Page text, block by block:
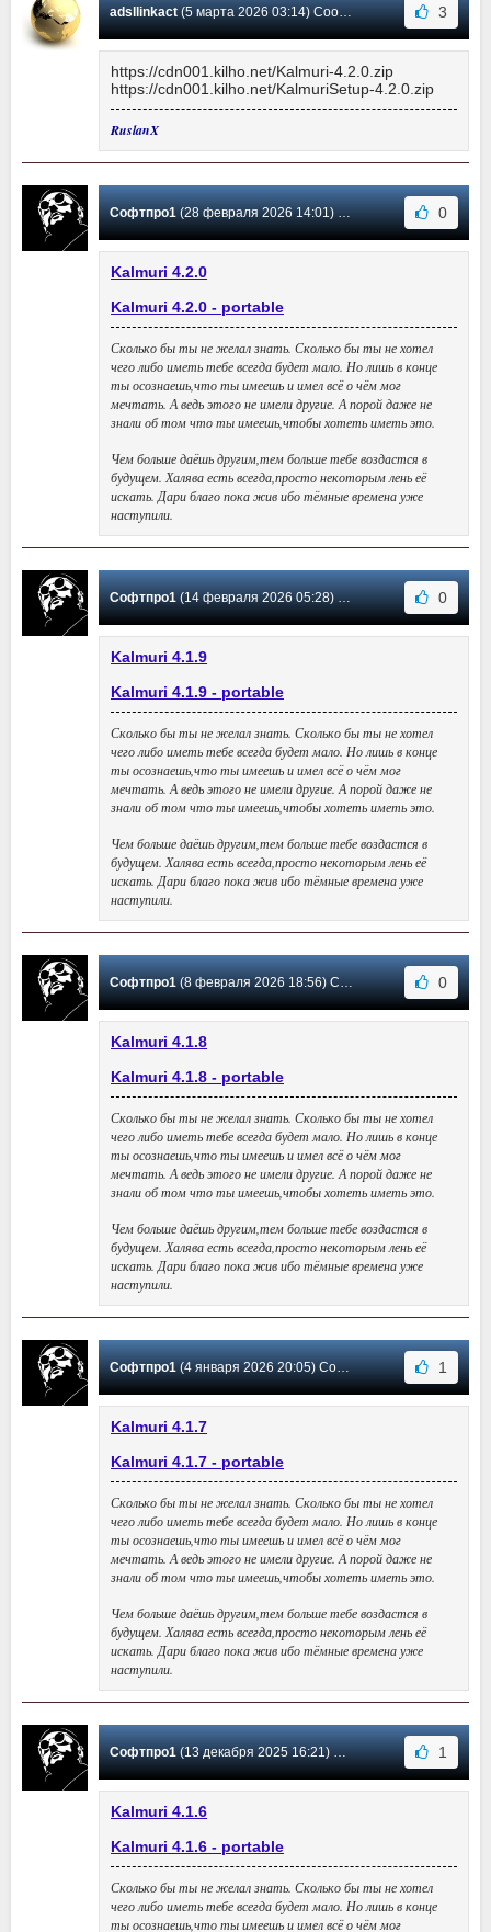
adsllinkact(5 марта 2026 03:14) Сообщение #41 3
https://cdn001.kilho.net/Kalmuri-4.2.0.zip
https://cdn001.kilho.net/KalmuriSetup-4.2.0.zip
RuslanX
Софтпро1(28 февраля 2026 14:01) Сообщение #40 0
Kalmuri 4.2.0
Kalmuri 4.2.0 - portable
Сколько бы ты не желал знать. Сколько бы ты не хотел
чего либо иметь тебе всегда будет мало. Но лишь в конце
ты осознаешь,что ты имеешь и имел всё о чём мог
мечтать. А ведь этого не имели другие. А порой даже не
знали об том что ты имеешь,чтобы хотеть иметь это.
Чем больше даёшь другим,тем больше тебе воздастся в
будущем. Халява есть всегда,просто некоторым лень её
искать. Дари благо пока жив ибо тёмные времена уже
наступили.
Софтпро1(14 февраля 2026 05:28) Сообщение #39 0
Kalmuri 4.1.9
Kalmuri 4.1.9 - portable
Сколько бы ты не желал знать. Сколько бы ты не хотел
чего либо иметь тебе всегда будет мало. Но лишь в конце
ты осознаешь,что ты имеешь и имел всё о чём мог
мечтать. А ведь этого не имели другие. А порой даже не
знали об том что ты имеешь,чтобы хотеть иметь это.
Чем больше даёшь другим,тем больше тебе воздастся в
будущем. Халява есть всегда,просто некоторым лень её
искать. Дари благо пока жив ибо тёмные времена уже
наступили.
Софтпро1(8 февраля 2026 18:56) Сообщение #38 0
Kalmuri 4.1.8
Kalmuri 4.1.8 - portable
Сколько бы ты не желал знать. Сколько бы ты не хотел
чего либо иметь тебе всегда будет мало. Но лишь в конце
ты осознаешь,что ты имеешь и имел всё о чём мог
мечтать. А ведь этого не имели другие. А порой даже не
знали об том что ты имеешь,чтобы хотеть иметь это.
Чем больше даёшь другим,тем больше тебе воздастся в
будущем. Халява есть всегда,просто некоторым лень её
искать. Дари благо пока жив ибо тёмные времена уже
наступили.
Софтпро1(4 января 2026 20:05) Сообщение #37 1
Kalmuri 4.1.7
Kalmuri 4.1.7 - portable
Сколько бы ты не желал знать. Сколько бы ты не хотел
чего либо иметь тебе всегда будет мало. Но лишь в конце
ты осознаешь,что ты имеешь и имел всё о чём мог
мечтать. А ведь этого не имели другие. А порой даже не
знали об том что ты имеешь,чтобы хотеть иметь это.
Чем больше даёшь другим,тем больше тебе воздастся в
будущем. Халява есть всегда,просто некоторым лень её
искать. Дари благо пока жив ибо тёмные времена уже
наступили.
Софтпро1(13 декабря 2025 16:21) Сообщение #36 1
Kalmuri 4.1.6
Kalmuri 4.1.6 - portable
Сколько бы ты не желал знать. Сколько бы ты не хотел
чего либо иметь тебе всегда будет мало. Но лишь в конце
ты осознаешь,что ты имеешь и имел всё о чём мог